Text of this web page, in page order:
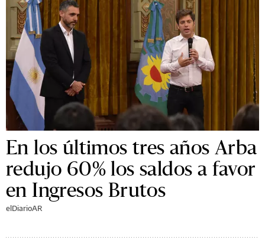
En los últimos tres años Arba
redujo 60% los saldos a favor
en Ingresos Brutos
elDiarioAR